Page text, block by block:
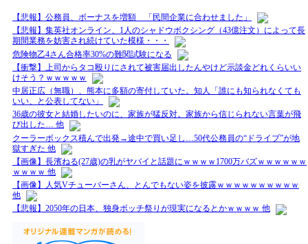
【悲報】公務員、ボーナスを増額 「民間企業に合わせました」
【悲報】集英社オンライン、1人のシャドウボクシング（43億注文）によって長
期間業務を妨害され続けていた模様・・・
危険物乙4さん合格率30%の難関試験になる
【衝撃】上司からタコ殴りにされて被害届出したんやけど示談金どれくらいい
けそう？ｗｗｗｗｗ
中居正広（無職）、熊本に多額の寄付していた。知人「誰にも知られなくても
いい、と公表してない」
36歳の彼女と結婚したいのに、家族が猛反対。家族から信じられない言葉が飛
び出した… 他
クーラーボックス積んで出発→途中で買い足し…50代公務員の“ドライブ”が地
獄すぎた 他
【画像】長濱ねる(27歳)の乳がヤバイと話題にｗｗｗｗ1700万バズｗｗｗｗｗｗ
ｗｗｗｗ 他
【画像】人気Vチューバーさん、とんでもない姿を披露ｗｗｗｗｗｗｗｗｗｗ
他
【悲報】2050年の日本、独身ボッチ祭りが現実になるとかｗｗｗｗ 他